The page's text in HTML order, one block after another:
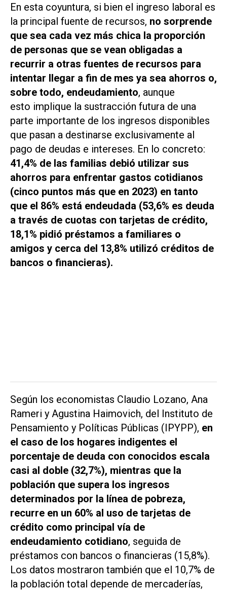
En esta coyuntura, si bien el ingreso laboral es
la principal fuente de recursos, no sorprende
que sea cada vez más chica la proporción
de personas que se vean obligadas a
recurrir a otras fuentes de recursos para
intentar llegar a fin de mes ya sea ahorros o,
sobre todo, endeudamiento, aunque
esto implique la sustracción futura de una
parte importante de los ingresos disponibles
que pasan a destinarse exclusivamente al
pago de deudas e intereses. En lo concreto:
41,4% de las familias debió utilizar sus
ahorros para enfrentar gastos cotidianos
(cinco puntos más que en 2023) en tanto
que el 86% está endeudada (53,6% es deuda
a través de cuotas con tarjetas de crédito,
18,1% pidió préstamos a familiares o
amigos y cerca del 13,8% utilizó créditos de
bancos o financieras).
Según los economistas Claudio Lozano, Ana
Rameri y Agustina Haimovich, del Instituto de
Pensamiento y Políticas Públicas (IPYPP), en
el caso de los hogares indigentes el
porcentaje de deuda con conocidos escala
casi al doble (32,7%), mientras que la
población que supera los ingresos
determinados por la línea de pobreza,
recurre en un 60% al uso de tarjetas de
crédito como principal vía de
endeudamiento cotidiano, seguida de
préstamos con bancos o financieras (15,8%).
Los datos mostraron también que el 10,7% de
la población total depende de mercaderías,